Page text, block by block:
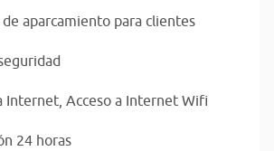
de aparcamiento para clientes
Internet, Acceso a Internet Wifi
24 horas